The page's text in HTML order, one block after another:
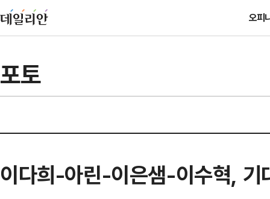
오피
포토
이다희-아린-이은샘-이수혁, 기